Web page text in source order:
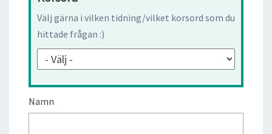
Välj gärna i vilken tidning/vilket korsord som du
hittade frågan :)
Namn